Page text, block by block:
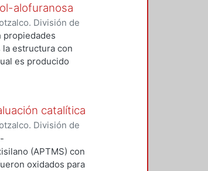
alofuranosa
División de
Domínguez,
propiedades
estructura con
es producido
biológicas
ácido litocólico es
azidas o
[3+2] empleando
que funjan como
su
catalítica
División de
(APTMS) con
oxidados para